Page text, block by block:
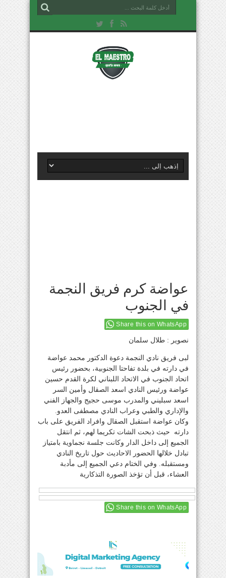
عواضة كرم فريق النجمة
في الجنوب
Share this on WhatsApp
نصوير : طلال سلمان
لبى فريق نادي النجمة دعوة الدكتور محمد عواضة
في دارته في بلدة تفاحتا الجنوبية، بحضور رئيس
اتحاد الجنوب في الاتحاد اللبناني لكرة القدم حسين
عواضة ورئيس النادي اسعد الصقال وأمين السر
اسعد سبليني والمدرب موسى حجيج والجهاز الفني
والإداري والطبي وعراب النادي مصطفى العدو.
وكان عواضة استقبل الصقال وافراد الفريق على باب
دارته حيث ذبحت الشات تكريما لهم، ثم انتقل
الجميع إلى داخل الدار وكانت جلسة نجماوية بامتياز
تبادل خلالها الحضور الاحاديث حول تاريخ النادي
ومستقبله. وفي الختام دعي الجميع إلى مأدبة
العشاء، قبل أن تؤخذ الصورة التذكارية
Share this on WhatsApp